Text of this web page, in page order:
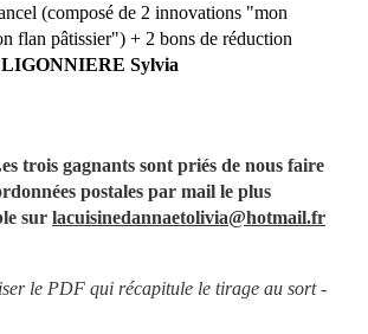
(composé de 2 innovations "mon
flan pâtissier") + 2 bons de réduction
LIGONNIERE Sylvia
trois gagnants sont priés de nous faire
postales par mail le plus
sur lacuisinedannaetolivia@hotmail.fr
le PDF qui récapitule le tirage au sort -